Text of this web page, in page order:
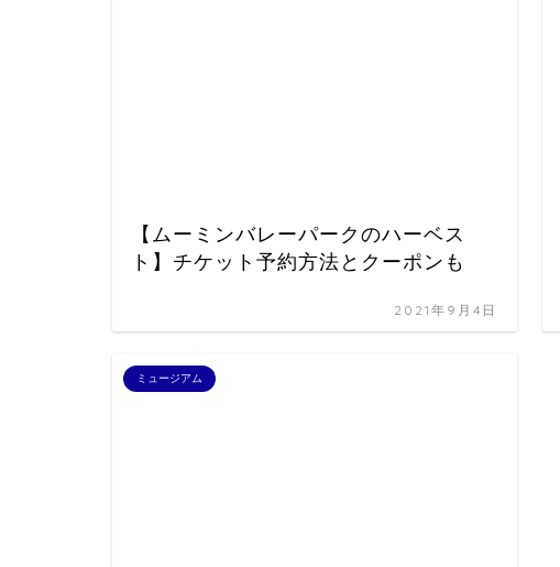
【ムーミンバレーパークのハーベス
ト】チケット予約方法とクーポンも
2021年9月4日
ミュージアム